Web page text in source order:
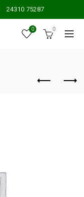
24310 75287
0 0